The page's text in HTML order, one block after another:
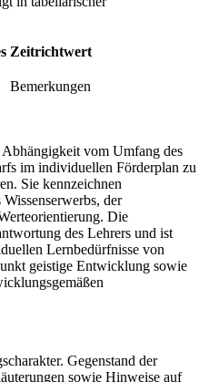
Zeitrichtwert
Bemerkungen
vom Umfang des
im individuellen Förderplan zu
Sie kennzeichnen
der
Die
des Lehrers und ist
Lernbedürfnisse von
geistige Entwicklung sowie
Gegenstand der
sowie Hinweise auf